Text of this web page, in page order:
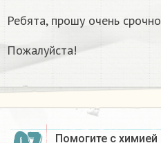
Ребята, прошу очень
Пожалуйста!
Помогите с